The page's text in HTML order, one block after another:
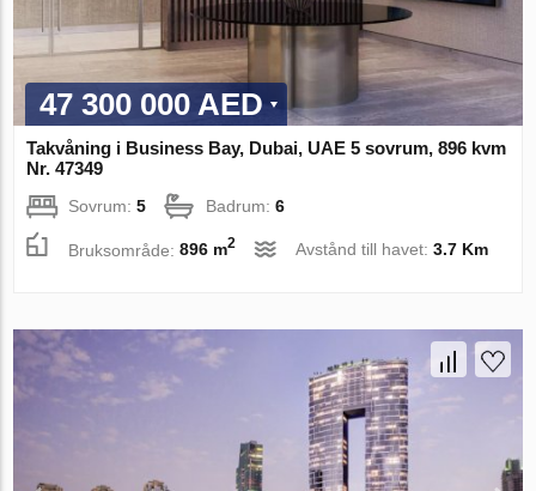
47 300 000 AED
Takvåning i Business Bay, Dubai, UAE 5 sovrum, 896 kvm
Nr. 47349
Sovrum:5 Badrum:6
Bruksområde:896 m2 Avstånd till havet:3.7 Km